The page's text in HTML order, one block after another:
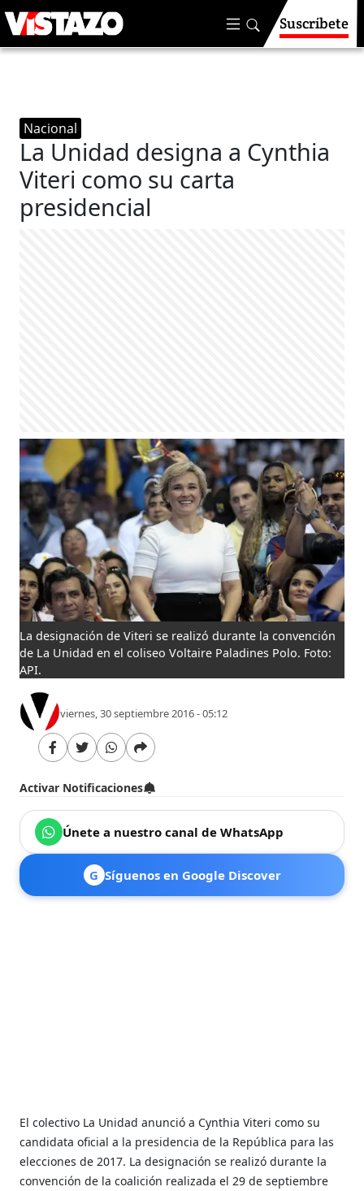
Suscríbete
Nacional
La Unidad designa a Cynthia
Viteri como su carta
presidencial
La designación de Viteri se realizó durante la convención
de La Unidad en el coliseo Voltaire Paladines Polo. Foto:
API.
viernes, 30 septiembre 2016 - 05:12
Activar Notificaciones
Únete a nuestro canal de WhatsApp
G Síguenos en Google Discover
El colectivo La Unidad anunció a Cynthia Viteri como su
candidata oficial a la presidencia de la República para las
elecciones de 2017. La designación se realizó durante la
convención de la coalición realizada el 29 de septiembre